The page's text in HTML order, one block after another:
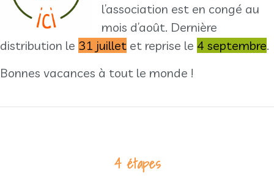
l’association est en congé au
mois d’août. Dernière
distribution le 31 juillet et reprise le 4 septembre.
Bonnes vacances à tout le monde !
4 étapes